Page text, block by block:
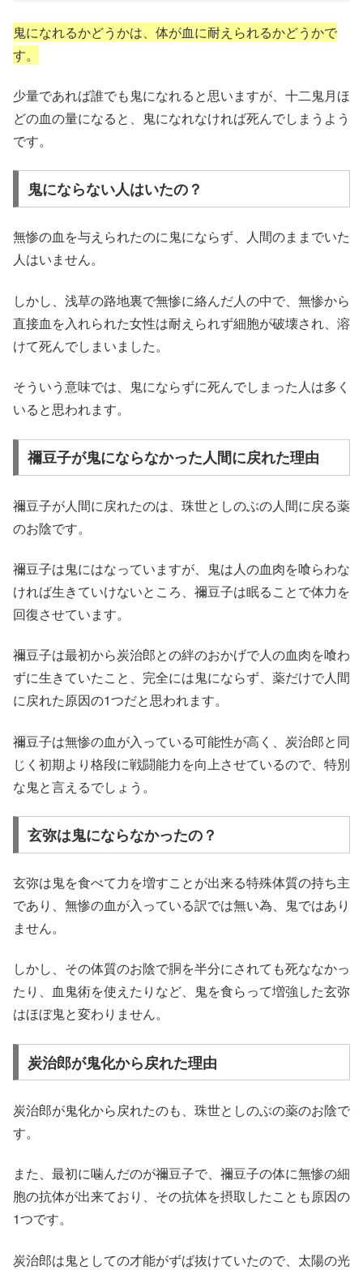
鬼になれるかどうかは、体が血に耐えられるかどうかで
す。
少量であれば誰でも鬼になれると思いますが、十二鬼月ほ
どの血の量になると、鬼になれなければ死んでしまうよう
です。
鬼にならない人はいたの？
無惨の血を与えられたのに鬼にならず、人間のままでいた
人はいません。
しかし、浅草の路地裏で無惨に絡んだ人の中で、無惨から
直接血を入れられた女性は耐えられず細胞が破壊され、溶
けて死んでしまいました。
そういう意味では、鬼にならずに死んでしまった人は多く
いると思われます。
禰豆子が鬼にならなかった人間に戻れた理由
禰豆子が人間に戻れたのは、珠世としのぶの人間に戻る薬
のお陰です。
禰豆子は鬼にはなっていますが、鬼は人の血肉を喰らわな
ければ生きていけないところ、禰豆子は眠ることで体力を
回復させています。
禰豆子は最初から炭治郎との絆のおかげで人の血肉を喰わ
ずに生きていたこと、完全には鬼にならず、薬だけで人間
に戻れた原因の1つだと思われます。
禰豆子は無惨の血が入っている可能性が高く、炭治郎と同
じく初期より格段に戦闘能力を向上させているので、特別
な鬼と言えるでしょう。
玄弥は鬼にならなかったの？
玄弥は鬼を食べて力を増すことが出来る特殊体質の持ち主
であり、無惨の血が入っている訳では無い為、鬼ではあり
ません。
しかし、その体質のお陰で胴を半分にされても死ななかっ
たり、血鬼術を使えたりなど、鬼を食らって増強した玄弥
はほぼ鬼と変わりません。
炭治郎が鬼化から戻れた理由
炭治郎が鬼化から戻れたのも、珠世としのぶの薬のお陰で
す。
また、最初に噛んだのが禰豆子で、禰豆子の体に無惨の細
胞の抗体が出来ており、その抗体を摂取したことも原因の
1つです。
炭治郎は鬼としての才能がずば抜けていたので、太陽の光